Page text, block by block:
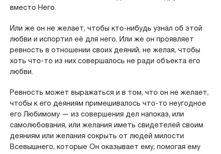
вместо Него.
Или же он не желает, чтобы кто-нибудь узнал об этой
любви и испортил её для него. Или же он проявляет
ревность в отношении своих деяний, не желая, чтобы
хоть что-то из них совершалось не ради объекта его
любви.
Ревность может выражаться и в том, что он не желает,
чтобы к его деяниям примешивалось что-то неугодное
его Любимому — из совершения дел напоказ, или
самолюбования, или желания иметь свидетелей своим
деяниям или желания сокрыть от людей милости
Всевышнего, которые Он оказывает ему, помогая ему